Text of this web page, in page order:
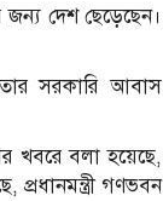
দেশ ছেড়েছেন।
সরকারি আবাস
খবরে বলা হয়েছে,
প্রধানমন্ত্রী গণভবন